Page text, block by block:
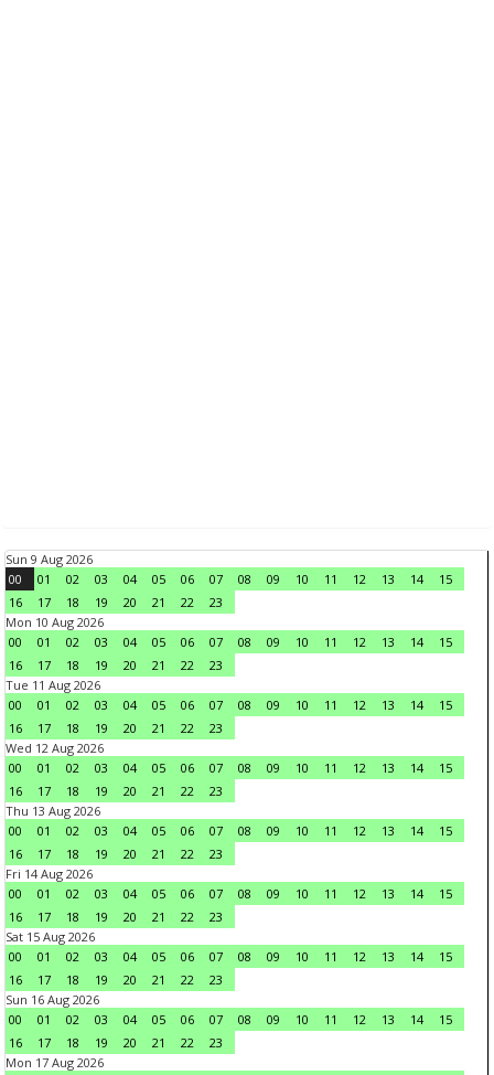
Sun 9 Aug 2026
00
01 02 03 04 05 06 07 08 09 10 11 12 13 14
15
16
17 18 19 20 21 22
23
Mon 10 Aug 2026
00
01 02 03 04 05 06 07 08 09 10 11 12 13 14
15
16
17 18 19 20 21 22
23
Tue 11 Aug 2026
00
01 02 03 04 05 06 07 08 09 10 11 12 13 14
15
16
17 18 19 20 21 22
23
Wed 12 Aug 2026
00
01 02 03 04 05 06 07 08 09 10 11 12 13 14
15
16
17 18 19 20 21 22
23
Thu 13 Aug 2026
00
01 02 03 04 05 06 07 08 09 10 11 12 13 14
15
16
17 18 19 20 21 22
23
Fri 14 Aug 2026
00
01 02 03 04 05 06 07 08 09 10 11 12 13 14
15
16
17 18 19 20 21 22
23
Sat 15 Aug 2026
00
01 02 03 04 05 06 07 08 09 10 11 12 13 14
15
16
17 18 19 20 21 22
23
Sun 16 Aug 2026
00
01 02 03 04 05 06 07 08 09 10 11 12 13 14
15
16
17 18 19 20 21 22
23
Mon 17 Aug 2026